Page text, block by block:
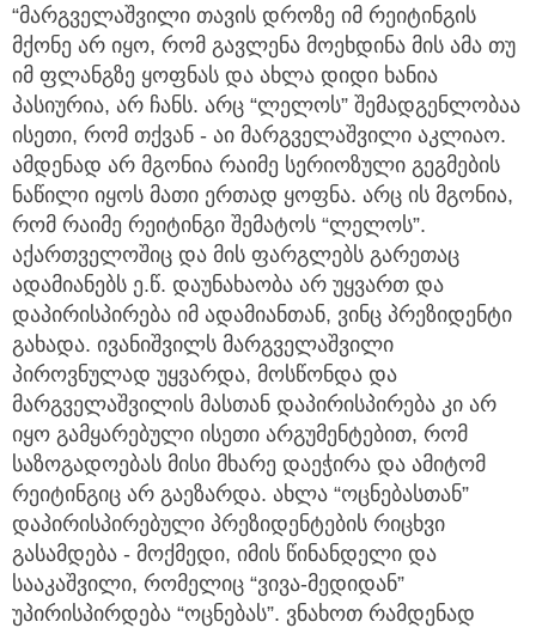
“მარგველაშვილი თავის დროზე იმ რეიტინგის
მქონე არ იყო, რომ გავლენა მოეხდინა მის ამა თუ
იმ ფლანგზე ყოფნას და ახლა დიდი ხანია
პასიურია, არ ჩანს. არც “ლელოს” შემადგენლობაა
ისეთი, რომ თქვან - აი მარგველაშვილი აკლიაო.
ამდენად არ მგონია რაიმე სერიოზული გეგმების
ნაწილი იყოს მათი ერთად ყოფნა. არც ის მგონია,
რომ რაიმე რეიტინგი შემატოს “ლელოს”.
აქართველოშიც და მის ფარგლებს გარეთაც
ადამიანებს ე.წ. დაუნახაობა არ უყვართ და
დაპირისპირება იმ ადამიანთან, ვინც პრეზიდენტი
გახადა. ივანიშვილს მარგველაშვილი
პიროვნულად უყვარდა, მოსწონდა და
მარგველაშვილის მასთან დაპირისპირება კი არ
იყო გამყარებული ისეთი არგუმენტებით, რომ
საზოგადოებას მისი მხარე დაეჭირა და ამიტომ
რეიტინგიც არ გაეზარდა. ახლა “ოცნებასთან”
დაპირისპირებული პრეზიდენტების რიცხვი
გასამდება - მოქმედი, იმის წინანდელი და
სააკაშვილი, რომელიც “ვივა-მედიდან”
უპირისპირდება “ოცნებას”. ვნახოთ რამდენად